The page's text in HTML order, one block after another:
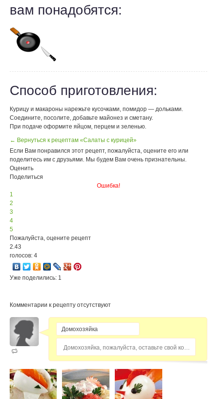
вам понадобятся:
Способ приготовления:
Курицу и макароны нарежьте кусочками, помидор — дольками.
Соедините, посолите, добавьте майонез и сметану.
При подаче оформите яйцом, перцем и зеленью.
← Вернуться к рецептам «Салаты с курицей»
Если Вам понравился этот рецепт, пожалуйста, оцените его или
поделитесь им с друзьями. Мы будем Вам очень признательны.
Оценить
Поделиться
Ошибка!
1
2
3
4
5
Пожалуйста, оцените рецепт
2.43
голосов: 4
Уже поделились: 1
Комментарии к рецепту отсутствуют
Домохозяйка, пожалуйста, оставьте свой комментарий...